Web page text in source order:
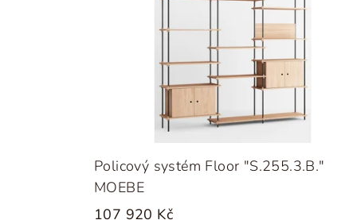
Policový systém Floor "S.255.3.B."
MOEBE
107 920 Kč